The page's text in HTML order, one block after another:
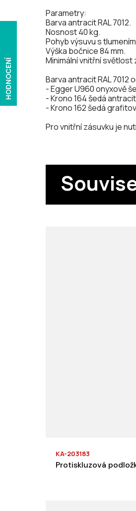
Parametry:
Barva antracit RAL 7012.
Nosnost 40 kg.
Pohyb výsuvu s
Výška bočnice 84 mm.
Minimální vnitřní světlost
Barva antracit RAL 7012
- Egger U960 onyxově
- Krono 164 šedá
- Krono 162 šedá
Pro vnitřní zásuvku je
KA-203183
Protiskluzová
HODNOCENÍ